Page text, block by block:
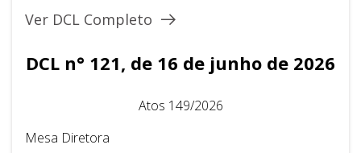
Ver DCL Completo
DCL n° 121, de 16 de junho de 2026
Atos 149/2026
Mesa Diretora